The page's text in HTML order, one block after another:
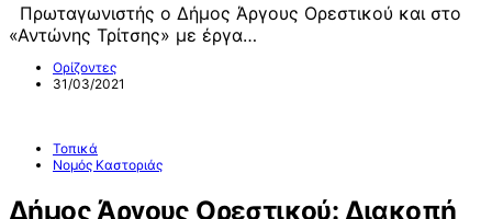
Πρωταγωνιστής ο Δήμος Άργους Ορεστικού και στο
«Αντώνης Τρίτσης» με έργα…
Ορίζοντες
31/03/2021
Τοπικά
Νομός Καστοριάς
Δήμος Άργους Ορεστικού: Διακοπή